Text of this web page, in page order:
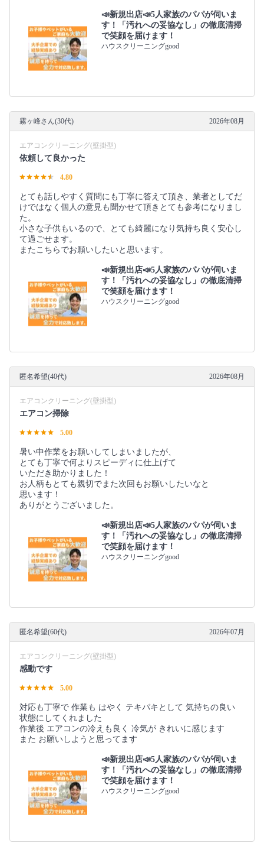
📣新規出店📣5人家族のパパが伺いま
す！「汚れへの妥協なし」の徹底清掃
で笑顔を届けます！
ハウスクリーニングgood
霧ヶ峰さん(30代) 2026年08月
エアコンクリーニング(壁掛型)
依頼して良かった
4.80
とても話しやすく質問にも丁寧に答えて頂き、業者としてだ
けではなく個人の意見も聞かせて頂きとても参考になりまし
た。
小さな子供もいるので、とても綺麗になり気持ち良く安心し
て過ごせます。
またこちらでお願いしたいと思います。
📣新規出店📣5人家族のパパが伺いま
す！「汚れへの妥協なし」の徹底清掃
で笑顔を届けます！
ハウスクリーニングgood
匿名希望(40代) 2026年08月
エアコンクリーニング(壁掛型)
エアコン掃除
5.00
暑い中作業をお願いしてしまいましたが、
とても丁寧で何よりスピーディに仕上げて
いただき助かりました！
お人柄もとても親切でまた次回もお願いしたいなと
思います！
ありがとうございました。
📣新規出店📣5人家族のパパが伺いま
す！「汚れへの妥協なし」の徹底清掃
で笑顔を届けます！
ハウスクリーニングgood
匿名希望(60代) 2026年07月
エアコンクリーニング(壁掛型)
感動です
5.00
対応も丁寧で 作業も はやく テキパキとして 気持ちの良い
状態にしてくれました
作業後 エアコンの冷えも良く 冷気が きれいに感じます
また お願いしようと思ってます
📣新規出店📣5人家族のパパが伺いま
す！「汚れへの妥協なし」の徹底清掃
で笑顔を届けます！
ハウスクリーニングgood